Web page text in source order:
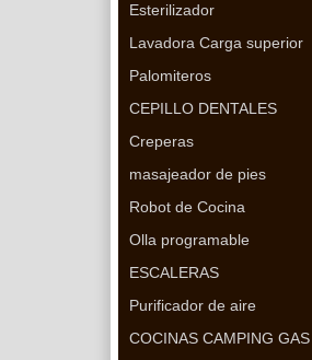
Esterilizador
Lavadora Carga superior
Palomiteros
CEPILLO DENTALES
Creperas
masajeador de pies
Robot de Cocina
Olla programable
ESCALERAS
Purificador de aire
COCINAS CAMPING GAS